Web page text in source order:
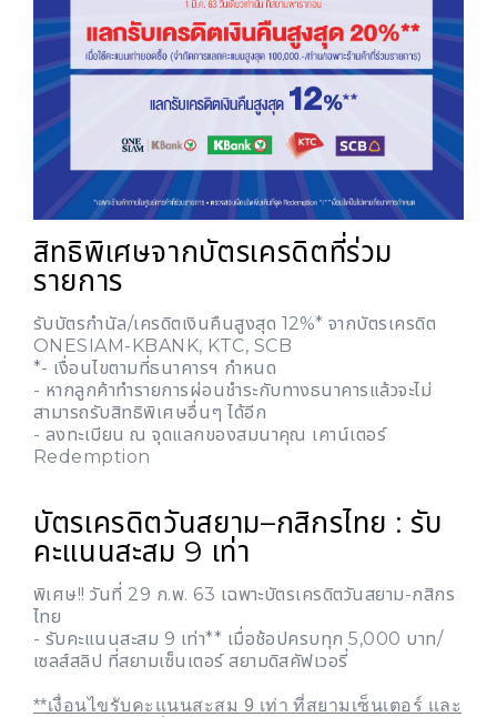
สิทธิพิเศษจากบัตรเครดิตที่ร่วม
รายการ
รับบัตรกำนัล/เครดิตเงินคืนสูงสุด 12%* จากบัตรเครดิต
ONESIAM-KBANK, KTC, SCB
*- เงื่อนไขตามที่ธนาคารฯ กำหนด
- หากลูกค้าทำรายการผ่อนชำระกับทางธนาคารแล้วจะไม่
สามารถรับสิทธิพิเศษอื่นๆ ได้อีก
- ลงทะเบียน ณ จุดแลกของสมนาคุณ เคาน์เตอร์
Redemption
บัตรเครดิตวันสยาม–กสิกรไทย : รับ
คะแนนสะสม 9 เท่า
พิเศษ!! วันที่ 29 ก.พ. 63 เฉพาะบัตรเครดิตวันสยาม-กสิกร
ไทย
- รับคะแนนสะสม 9 เท่า** เมื่อช้อปครบทุก 5,000 บาท/
เซลส์สลิป ที่สยามเซ็นเตอร์ สยามดิสคัฟเวอรี่
**เงื่อนไขรับคะแนนสะสม 9 เท่า ที่สยามเซ็นเตอร์ และ